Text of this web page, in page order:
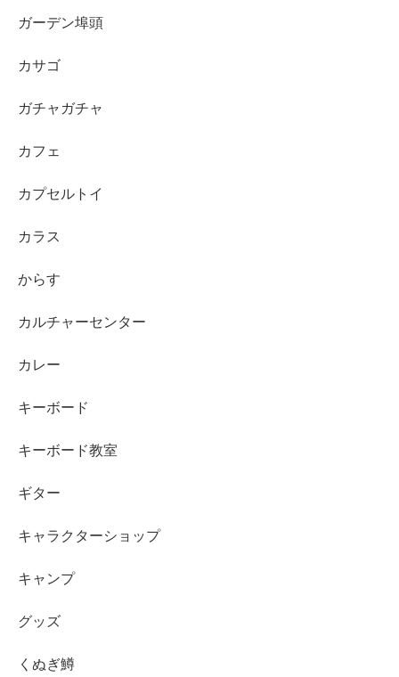
ガーデン埠頭
カサゴ
ガチャガチャ
カフェ
カプセルトイ
カラス
からす
カルチャーセンター
カレー
キーボード
キーボード教室
ギター
キャラクターショップ
キャンプ
グッズ
くぬぎ鱒